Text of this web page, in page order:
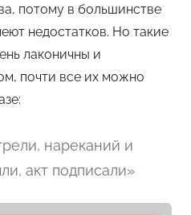
потому в большинстве
недостатков. Но такие
лаконичны и
почти все их можно
нареканий и
акт подписали»